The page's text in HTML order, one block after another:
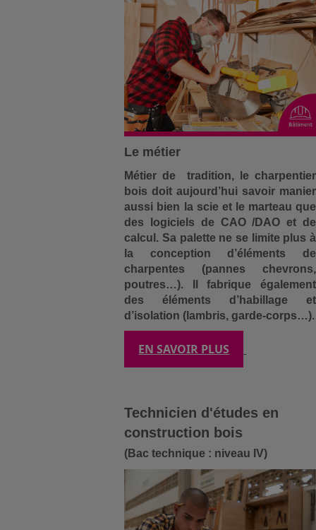
Le métier
Métier de tradition, le charpentier
bois doit aujourd’hui savoir manier
aussi bien la scie et le marteau que
des logiciels de CAO /DAO et de
calcul. Sa palette ne se limite plus à
la conception d’éléments de
charpentes (pannes chevrons,
poutres…). Il fabrique également
des éléments d’habillage et
d’isolation (lambris, garde-corps…).
EN SAVOIR PLUS
Technicien d'études en
construction bois
(Bac technique : niveau IV)